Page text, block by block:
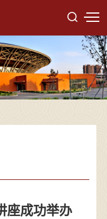
座成功举办